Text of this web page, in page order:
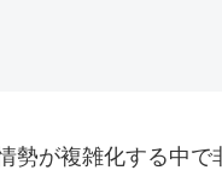
勢が複雑化する中